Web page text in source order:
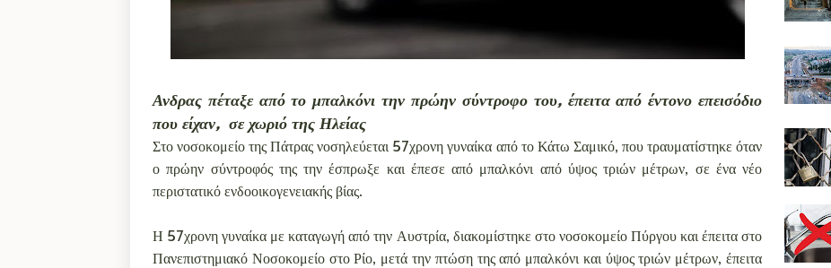
Ανδρας πέταξε από το μπαλκόνι την πρώην σύντροφο του, έπειτα από έντονο επεισόδιο
που είχαν, σε χωριό της Ηλείας
Στο νοσοκομείο της Πάτρας νοσηλεύεται 57χρονη γυναίκα από το Κάτω Σαμικό, που τραυματίστηκε όταν
ο πρώην σύντροφός της την έσπρωξε και έπεσε από μπαλκόνι από ύψος τριών μέτρων, σε ένα νέο
περιστατικό ενδοοικογενειακής βίας.
Η 57χρονη γυναίκα με καταγωγή από την Αυστρία, διακομίστηκε στο νοσοκομείο Πύργου και έπειτα στο
Πανεπιστημιακό Νοσοκομείο στο Ρίο, μετά την πτώση της από μπαλκόνι και ύψος τριών μέτρων, έπειτα